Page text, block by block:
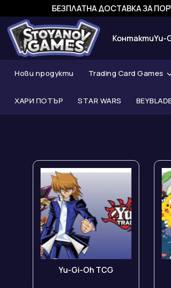
БЕЗПЛАТНА ДОСТАВКА ЗА
КонтактиYu-
Нови продукти Trading Card Games
ХАРИ ПОТЪР STAR WARS
Yu-Gi-Oh TCG